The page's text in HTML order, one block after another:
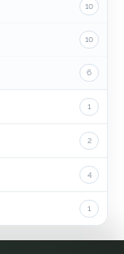
10
10
6
1
2
4
1